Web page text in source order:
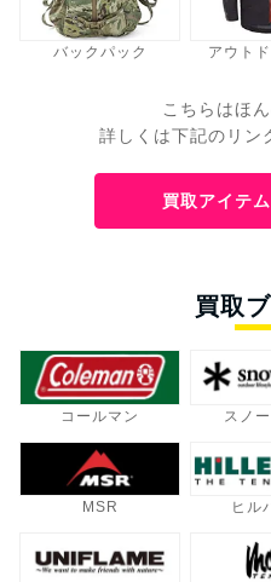
バックパック アウト
こちらはほ
詳しくは下記のリン
買取アイテ
買取
コールマン スノ
MSR ヒル